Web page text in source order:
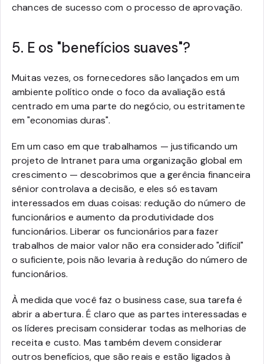
chances de sucesso com o processo de aprovação.
5. E os "benefícios suaves"?
Muitas vezes, os fornecedores são lançados em um
ambiente político onde o foco da avaliação está
centrado em uma parte do negócio, ou estritamente
em "economias duras".
Em um caso em que trabalhamos — justificando um
projeto de Intranet para uma organização global em
crescimento — descobrimos que a gerência financeira
sênior controlava a decisão, e eles só estavam
interessados em duas coisas: redução do número de
funcionários e aumento da produtividade dos
funcionários. Liberar os funcionários para fazer
trabalhos de maior valor não era considerado "difícil"
o suficiente, pois não levaria à redução do número de
funcionários.
À medida que você faz o business case, sua tarefa é
abrir a abertura. É claro que as partes interessadas e
os líderes precisam considerar todas as melhorias de
receita e custo. Mas também devem considerar
outros benefícios, que são reais e estão ligados à